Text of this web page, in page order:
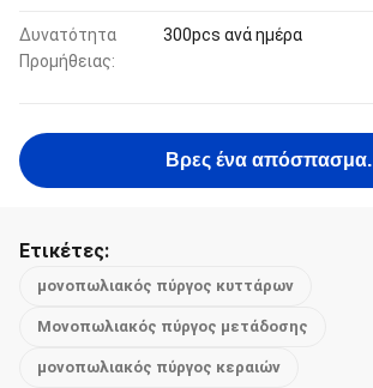
Δυνατότητα
Προμήθειας:
300pcs ανά ημέρα
Βρες ένα απόσπασμα.
Ετικέτες:
μονοπωλιακός πύργος κυττάρων
Μονοπωλιακός πύργος μετάδοσης
μονοπωλιακός πύργος κεραιών